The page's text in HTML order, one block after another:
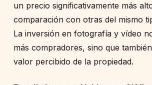
un precio significativamente más
comparación con otras del mismo
La inversión en fotografía y vídeo
más compradores, sino que
valor percibido de la propiedad.